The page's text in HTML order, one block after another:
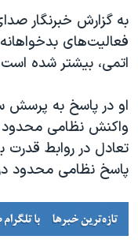
به گزارش خبرنگار
فعالیت‌های بدخواهانه
اتمی، بیشتر شده
او در پاسخ به پرسش
واکنش نظامی محدود
تعادل در روابط
پاسخ نظامی محدود در